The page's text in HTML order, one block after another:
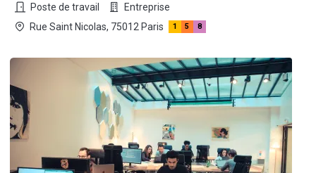
Poste de travail
Entreprise
Rue Saint Nicolas, 75012 Paris
1 5 8